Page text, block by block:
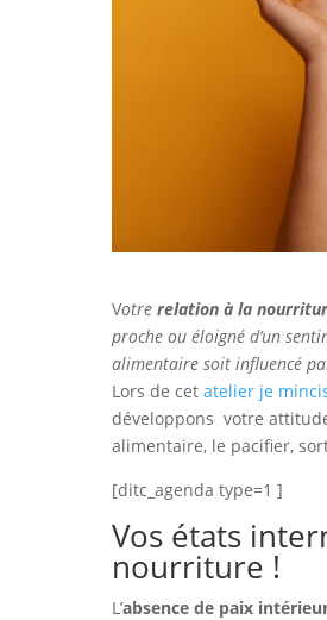
Votre relation à la
proche ou éloigné d’un
alimentaire soit influencé
Lors de cet atelier je
développons votre
alimentaire, le pacifier,
[ditc_agenda type=1 ]
Vos états
nourriture !
L’absence de paix